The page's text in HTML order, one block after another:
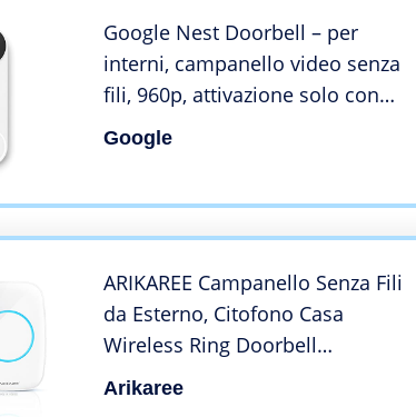
Google Nest Doorbell – per
interni, campanello video senza
fili, 960p, attivazione solo con
movimento
Google
ARIKAREE Campanello Senza Fili
da Esterno, Citofono Casa
Wireless Ring Doorbell
Impermeabile con Pulsante
Arikaree